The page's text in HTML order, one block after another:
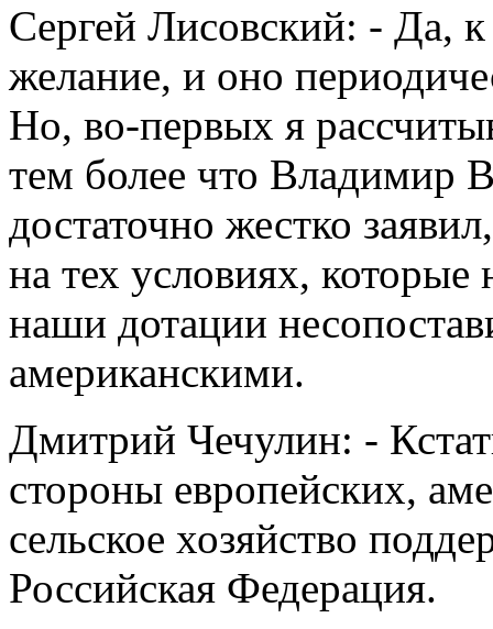
Сергей Лисовский: - Да,
желание, и оно
Но, во-первых я
тем более что Владимир
достаточно жестко
на тех условиях,
наши дотации
американскими.
Дмитрий Чечулин: -
стороны европейских,
сельское хозяйство
Российская Федерация.